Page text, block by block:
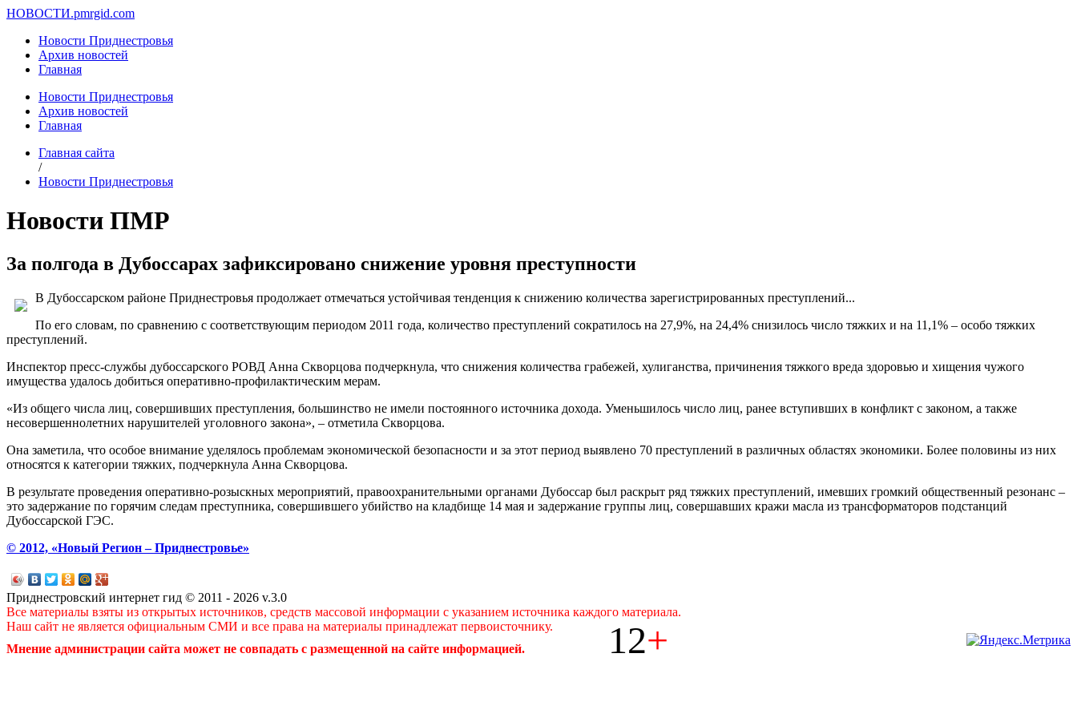
НОВОСТИ.pmrgid.com
Новости Приднестровья
Архив новостей
Главная
Новости Приднестровья
Архив новостей
Главная
Главная сайта
/
Новости Приднестровья
Новости ПМР
За полгода в Дубоссарах зафиксировано снижение уровня преступности
В Дубоссарском районе Приднестровья продолжает отмечаться устойчивая тенденция к снижению количества зарегистрированных преступлений...
По его словам, по сравнению с соответствующим периодом 2011 года, количество преступлений сократилось на 27,9%, на 24,4% снизилось число тяжких и на 11,1% – особо тяжких
преступлений.
Инспектор пресс-службы дубоссарского РОВД Анна Скворцова подчеркнула, что снижения количества грабежей, хулиганства, причинения тяжкого вреда здоровью и хищения чужого
имущества удалось добиться оперативно-профилактическим мерам.
«Из общего числа лиц, совершивших преступления, большинство не имели постоянного источника дохода. Уменьшилось число лиц, ранее вступивших в конфликт с законом, а также
несовершеннолетних нарушителей уголовного закона», – отметила Скворцова.
Она заметила, что особое внимание уделялось проблемам экономической безопасности и за этот период выявлено 70 преступлений в различных областях экономики. Более половины из них
относятся к категории тяжких, подчеркнула Анна Скворцова.
В результате проведения оперативно-розыскных мероприятий, правоохранительными органами Дубоссар был раскрыт ряд тяжких преступлений, имевших громкий общественный резонанс –
это задержание по горячим следам преступника, совершившего убийство на кладбище 14 мая и задержание группы лиц, совершавших кражи масла из трансформаторов подстанций
Дубоссарской ГЭС.
© 2012, «Новый Регион – Приднестровье»
Приднестровский интернет гид © 2011 - 2026 v.3.0
Все материалы взяты из открытых источников, средств массовой информации с указанием источника каждого материала.
Наш сайт не является официальным СМИ и все права на материалы принадлежат первоисточнику.
Мнение администрации сайта может не совпадать с размещенной на сайте информацией.
12+